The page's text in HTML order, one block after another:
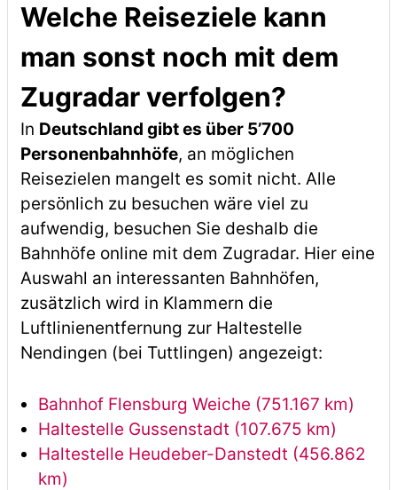
Welche Reiseziele kann
man sonst noch mit dem
Zugradar verfolgen?
In Deutschland gibt es über 5’700
Personenbahnhöfe, an möglichen
Reisezielen mangelt es somit nicht. Alle
persönlich zu besuchen wäre viel zu
aufwendig, besuchen Sie deshalb die
Bahnhöfe online mit dem Zugradar. Hier eine
Auswahl an interessanten Bahnhöfen,
zusätzlich wird in Klammern die
Luftlinienentfernung zur Haltestelle
Nendingen (bei Tuttlingen) angezeigt:
Bahnhof Flensburg Weiche (751.167 km)
Haltestelle Gussenstadt (107.675 km)
Haltestelle Heudeber-Danstedt (456.862
km)